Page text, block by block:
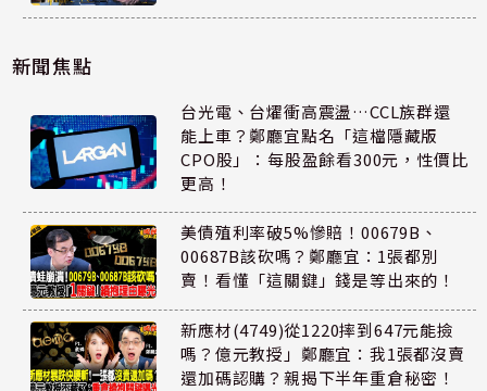
新聞焦點
台光電、台燿衝高震盪…CCL族群還
能上車？鄭廳宜點名「這檔隱藏版
CPO股」：每股盈餘看300元，性價比
更高！
美債殖利率破5%慘賠！00679B、
00687B該砍嗎？鄭廳宜：1張都別
賣！看懂「這關鍵」錢是等出來的！
新應材(4749)從1220摔到647元能撿
嗎？億元教授」鄭廳宜：我1張都沒賣
還加碼認購？親揭下半年重倉秘密！